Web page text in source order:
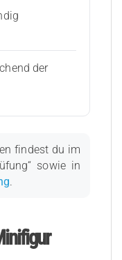
der
findest du im
sowie in
.